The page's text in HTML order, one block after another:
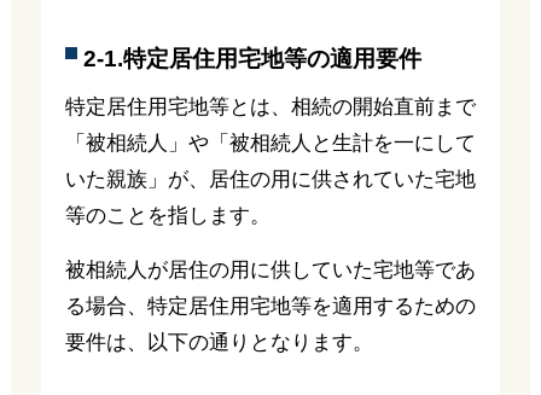
2-1.特定居住用宅地等の適用要件
特定居住用宅地等とは、相続の開始直前まで
「被相続人」や「被相続人と生計を一にして
いた親族」が、居住の用に供されていた宅地
等のことを指します。
被相続人が居住の用に供していた宅地等であ
る場合、特定居住用宅地等を適用するための
要件は、以下の通りとなります。